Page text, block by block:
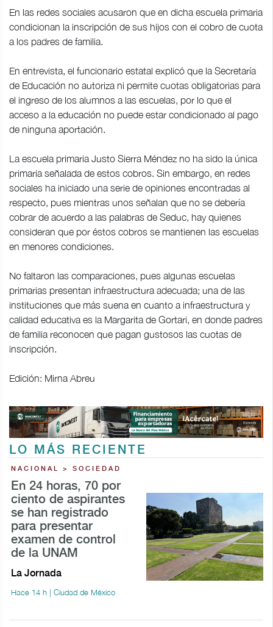
En las redes sociales acusaron que en dicha escuela primaria
condicionan la inscripción de sus hijos con el cobro de cuota
a los padres de familia.
En entrevista, el funcionario estatal explicó que la Secretaría
de Educación no autoriza ni permite cuotas obligatorias para
el ingreso de los alumnos a las escuelas, por lo que el
acceso a la educación no puede estar condicionado al pago
de ninguna aportación.
La escuela primaria Justo Sierra Méndez no ha sido la única
primaria señalada de estos cobros. Sin embargo, en redes
sociales ha iniciado una serie de opiniones encontradas al
respecto, pues mientras unos señalan que no se debería
cobrar de acuerdo a las palabras de Seduc, hay quienes
consideran que por éstos cobros se mantienen las escuelas
en menores condiciones.
No faltaron las comparaciones, pues algunas escuelas
primarias presentan infraestructura adecuada; una de las
instituciones que más suena en cuanto a infraestructura y
calidad educativa es la Margarita de Gortari, en donde padres
de familia reconocen que pagan gustosos las cuotas de
inscripción.
Edición: Mirna Abreu
LO MÁS RECIENTE
NACIONAL > SOCIEDAD
En 24 horas, 70 por
ciento de aspirantes
se han registrado
para presentar
examen de control
de la UNAM
La Jornada
Hace 14 h | Ciudad de México